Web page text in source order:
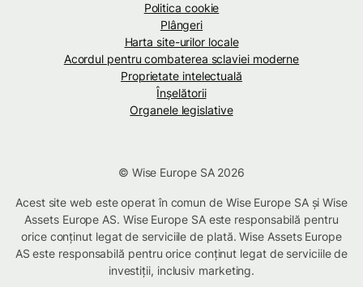
Politica cookie
Plângeri
Harta site-urilor locale
Acordul pentru combaterea sclaviei moderne
Proprietate intelectuală
Înșelătorii
Organele legislative
© Wise Europe SA 2026
Acest site web este operat în comun de Wise Europe SA și Wise
Assets Europe AS. Wise Europe SA este responsabilă pentru
orice conținut legat de serviciile de plată. Wise Assets Europe
AS este responsabilă pentru orice conținut legat de serviciile de
investiții, inclusiv marketing.